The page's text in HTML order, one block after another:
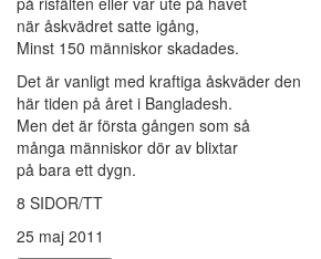
när åskvädret satte igång,
Minst 150 människor skadades.
Det är vanligt med kraftiga åskväder den
här tiden på året i Bangladesh.
Men det är första gången som så
många människor dör av blixtar
på bara ett dygn.
8 SIDOR/TT
25 maj 2011